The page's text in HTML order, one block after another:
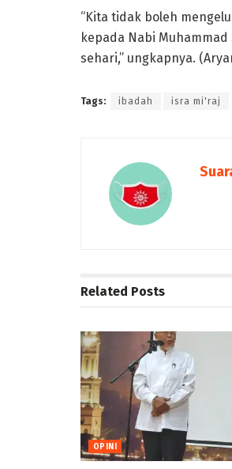
“Kita tidak boleh
kepada Nabi
sehari,” ungkapnya.
Tags: ibadah isra mi'raj
Related Posts
OPINI